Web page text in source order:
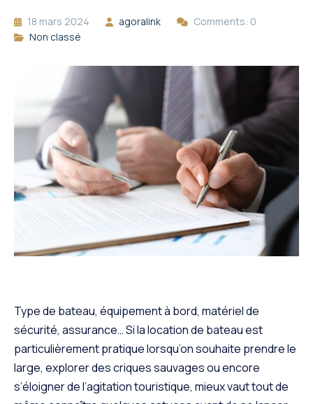
18 mars 2024 agoralink
Comments: 0
Non classé
Type de bateau, équipement à bord, matériel de
sécurité, assurance… Si la location de bateau est
particulièrement pratique lorsqu’on souhaite prendre le
large, explorer des criques sauvages ou encore
s’éloigner de l’agitation touristique, mieux vaut tout de